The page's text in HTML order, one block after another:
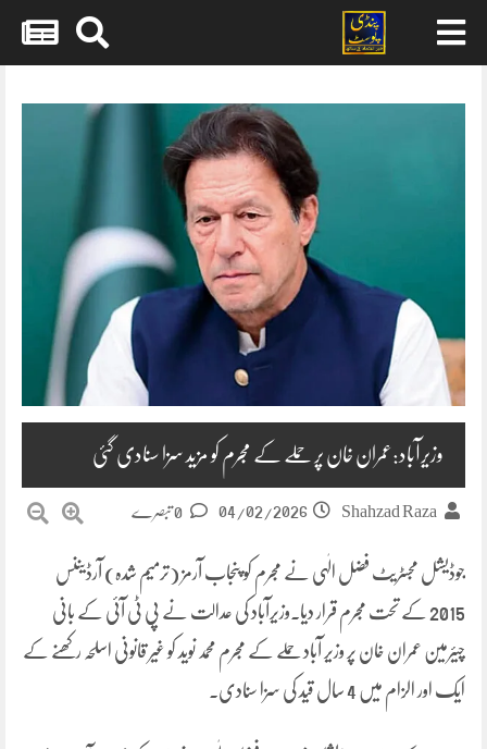
content
وزیرآباد:عمران خان پر حملے کے مجرم کو مزید سزا سنادی گئی
Shahzad Raza
04/02/2026
جوڈیشل مجسٹریٹ فضل الٰہی نے مجرم کو پنجاب آرمز (ترمیم شدہ) آرڈیننس
2015 کے تحت مجرم قرار دیا۔وزیرآباد کی عدالت نے پی ٹی آئی کے بانی
چیئرمین عمران خان پر وزیر آباد حملے کے مجرم محمد نوید کو غیر قانونی اسلحہ رکھنے کے
ایک اور الزام میں 4 سال قید کی سزا سنادی۔